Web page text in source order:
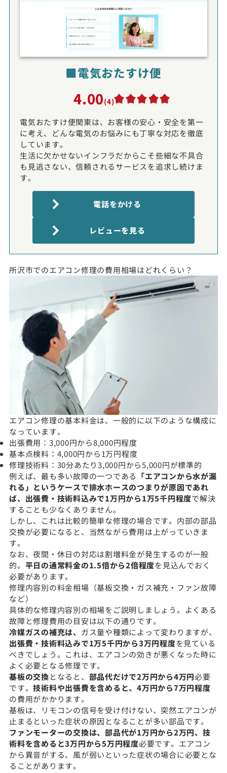
■電気おたすけ便
4.00(4)
電気おたすけ便関東は、お客様の安心・安全を第一
に考え、どんな電気のお悩みにも丁寧な対応を徹底
しています。
生活に欠かせないインフラだからこそ些細な不具合
も見逃さない、信頼されるサービスを追求し続けま
す。
電話をかける
レビューを見る
所沢市でのエアコン修理の費用相場はどれくらい？
エアコン修理の基本料金は、一般的に以下のような構成に
なっています。
出張費用：3,000円から8,000円程度
基本点検料：4,000円から1万円程度
修理技術料：30分あたり3,000円から5,000円が標準的
例えば、最も多い故障の一つである 「エアコンから水が漏
れる」というケースで排水ホースのつまりが原因であれ
ば、出張費・技術料込みで1万円から1万5千円程度で解決
することも少なくありません。
しかし、これは比較的簡単な修理の場合です。内部の部品
交換が必要になると、当然ながら費用は上がっていきま
す。
なお、夜間・休日の対応は割増料金が発生するのが一般
的。 平日の通常料金の1.5倍から2倍程度を見込んでおく
必要があります。
修理内容別の料金相場（基板交換・ガス補充・ファン故障
など）
具体的な修理内容別の相場をご説明しましょう。よくある
故障と修理費用の目安は以下の通りです。
冷媒ガスの補充は、 ガス量や種類によって変わりますが、
出張費・技術料込みで1万5千円から3万円程度を見ている
べきでしょう。これは、エアコンの効きが悪くなった時に
よく必要となる修理です。
基板の交換となると、 部品代だけで2万円から4万円必要
です。技術料や出張費を含めると、4万円から7万円程度
の費用がかかります。
基板は、リモコンの信号を受け付けない、突然エアコンが
止まるといった症状の原因となることが多い部品です。
ファンモーターの交換は、部品代が1万円から2万円、技
術料を含めると3万円から5万円程度必要です。エアコン
から異音がする、風が弱いといった症状の場合に必要とな
ることがあります。